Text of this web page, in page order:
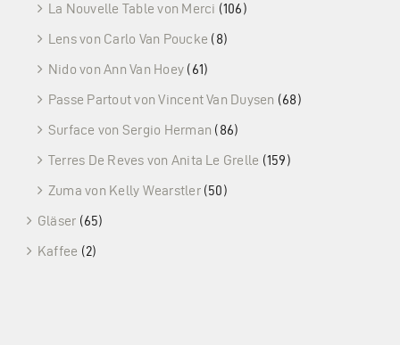
La Nouvelle Table von Merci (106)
Lens von Carlo Van Poucke (8)
Nido von Ann Van Hoey (61)
Passe Partout von Vincent Van Duysen (68)
Surface von Sergio Herman (86)
Terres De Reves von Anita Le Grelle (159)
Zuma von Kelly Wearstler (50)
Gläser (65)
Kaffee (2)